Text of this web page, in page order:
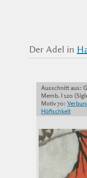
Der Adel in
Ausschnitt aus:
Memb. I 120
Motiv 70:
Höfischkeit